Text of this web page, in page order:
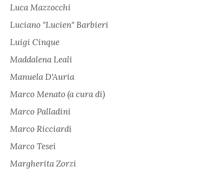
Luca Mazzocchi
Luciano "Lucien" Barbieri
Luigi Cinque
Maddalena Leali
Manuela D'Auria
Marco Menato (a cura di)
Marco Palladini
Marco Ricciardi
Marco Tesei
Margherita Zorzi